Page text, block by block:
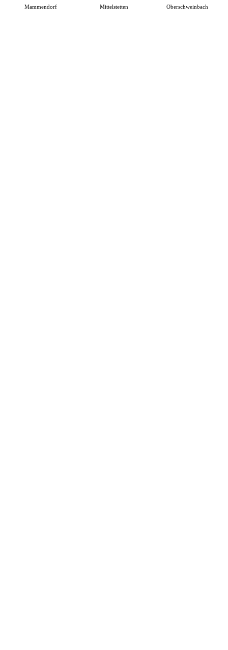
Mammendorf Mittelstetten Oberschweinbach